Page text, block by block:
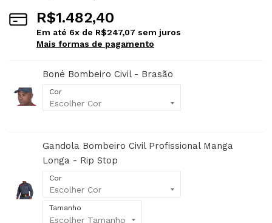
R$1.482,40
Em até 6x de R$247,07 sem juros
Mais formas de pagamento
Boné Bombeiro Civil - Brasão
Cor
Gandola Bombeiro Civil Profissional Manga
Longa - Rip Stop
Cor
Tamanho